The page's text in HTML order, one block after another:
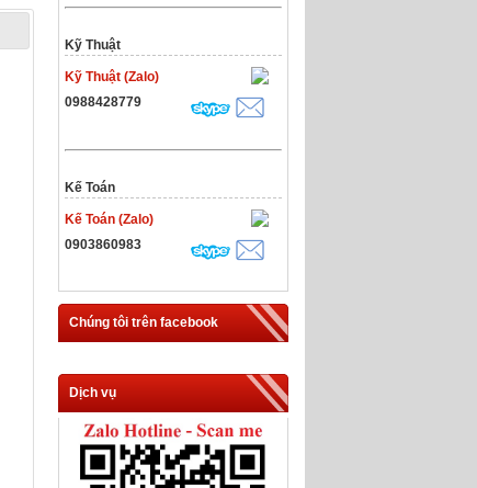
Kỹ Thuật
Kỹ Thuật (Zalo)
0988428779
Kế Toán
Kế Toán (Zalo)
0903860983
Chúng tôi trên facebook
Dịch vụ